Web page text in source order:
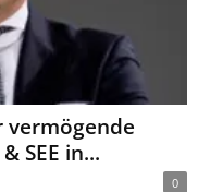
vermögende
SEE in...
0